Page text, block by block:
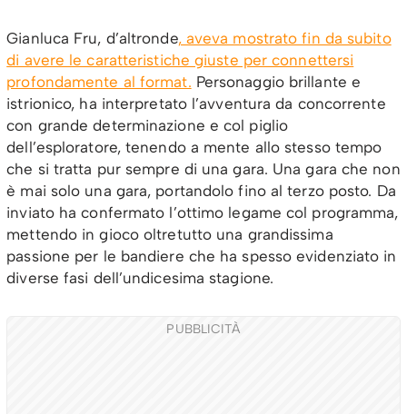
Gianluca Fru, d’altronde, aveva mostrato fin da subito
di avere le caratteristiche giuste per connettersi
profondamente al format. Personaggio brillante e
istrionico, ha interpretato l’avventura da concorrente
con grande determinazione e col piglio
dell’esploratore, tenendo a mente allo stesso tempo
che si tratta pur sempre di una gara. Una gara che non
è mai solo una gara, portandolo fino al terzo posto. Da
inviato ha confermato l’ottimo legame col programma,
mettendo in gioco oltretutto una grandissima
passione per le bandiere che ha spesso evidenziato in
diverse fasi dell’undicesima stagione.
PUBBLICITÀ